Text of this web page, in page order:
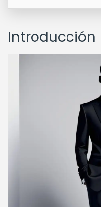
Introducción